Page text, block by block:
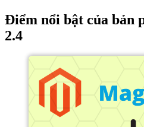
Điểm nổi bật của bản
2.4